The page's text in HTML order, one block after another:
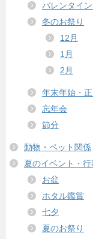
バレンタイ
冬のお祭り
12月
1月
2月
年末年始・正
忘年会
節分
動物・ペット関係
夏のイベント・行
お盆
ホタル鑑賞
七夕
夏のお祭り